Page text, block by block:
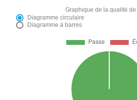
Graphique de la qualité de
Diagramme circulaire
Diagramme à barres